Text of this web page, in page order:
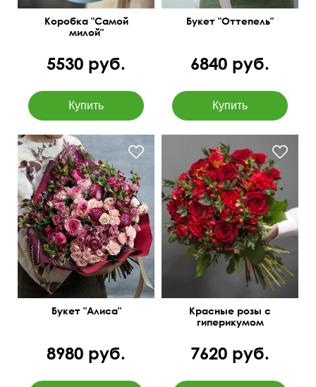
Коробка "Самой
милой"
5530 руб.
Букет "Оттепель"
6840 руб.
Букет "Алиса"
8980 руб.
50 см 45 см
Красные розы с
гиперикумом
7620 руб.